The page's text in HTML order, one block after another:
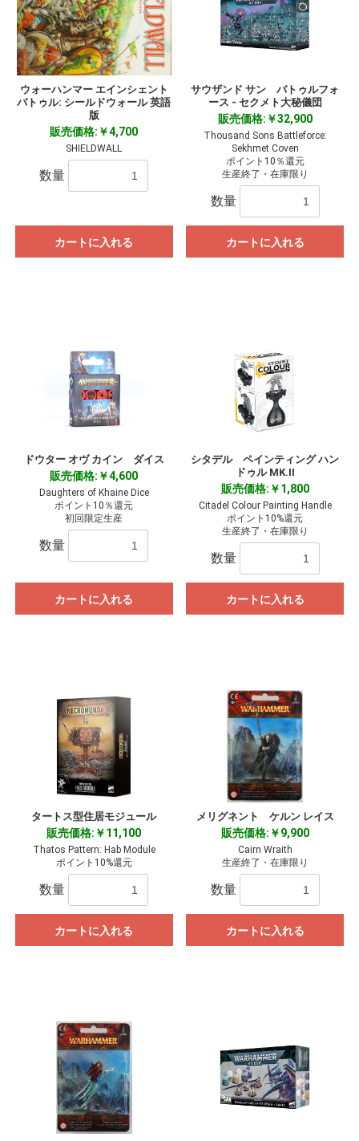
ウォーハンマー エインシェント
バトゥル: シールドウォール 英語
版
販売価格:￥4,700
SHIELDWALL
数量
カートに入れる
サウザンド サン バトゥルフォ
ース - セクメト大秘儀団
販売価格:￥32,900
Thousand Sons Battleforce:
Sekhmet Coven
ポイント10％還元
生産終了・在庫限り
数量
カートに入れる
ドウター オヴ カイン ダイス
販売価格:￥4,600
Daughters of Khaine Dice
ポイント10％還元
初回限定生産
数量
カートに入れる
シタデル ペインティング ハン
ドゥル MK.II
販売価格:￥1,800
Citadel Colour Painting Handle
ポイント10%還元
生産終了・在庫限り
数量
カートに入れる
タートス型住居モジュール
販売価格:￥11,100
Thatos Pattern: Hab Module
ポイント10%還元
数量
カートに入れる
メリグネント ケルン レイス
販売価格:￥9,900
Cairn Wraith
生産終了・在庫限り
数量
カートに入れる